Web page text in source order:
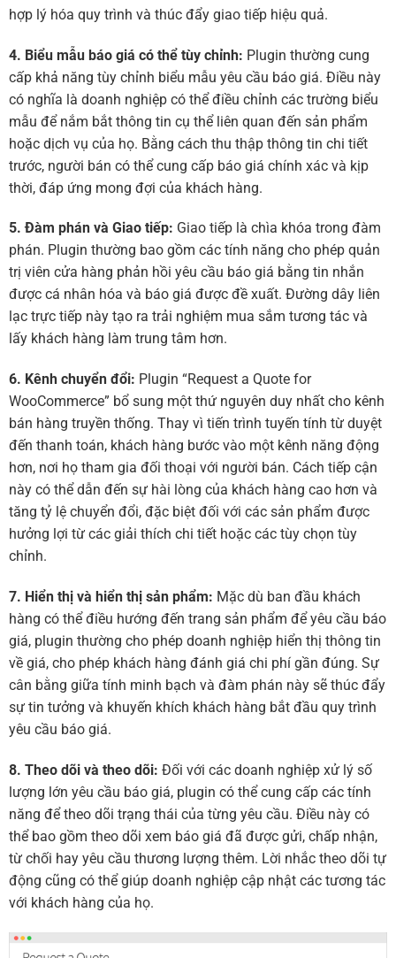
hợp lý hóa quy trình và thúc đẩy giao tiếp hiệu quả.
4. Biểu mẫu báo giá có thể tùy chỉnh: Plugin thường cung
cấp khả năng tùy chỉnh biểu mẫu yêu cầu báo giá. Điều này
có nghĩa là doanh nghiệp có thể điều chỉnh các trường biểu
mẫu để nắm bắt thông tin cụ thể liên quan đến sản phẩm
hoặc dịch vụ của họ. Bằng cách thu thập thông tin chi tiết
trước, người bán có thể cung cấp báo giá chính xác và kịp
thời, đáp ứng mong đợi của khách hàng.
5. Đàm phán và Giao tiếp: Giao tiếp là chìa khóa trong đàm
phán. Plugin thường bao gồm các tính năng cho phép quản
trị viên cửa hàng phản hồi yêu cầu báo giá bằng tin nhắn
được cá nhân hóa và báo giá được đề xuất. Đường dây liên
lạc trực tiếp này tạo ra trải nghiệm mua sắm tương tác và
lấy khách hàng làm trung tâm hơn.
6. Kênh chuyển đổi: Plugin “Request a Quote for
WooCommerce” bổ sung một thứ nguyên duy nhất cho kênh
bán hàng truyền thống. Thay vì tiến trình tuyến tính từ duyệt
đến thanh toán, khách hàng bước vào một kênh năng động
hơn, nơi họ tham gia đối thoại với người bán. Cách tiếp cận
này có thể dẫn đến sự hài lòng của khách hàng cao hơn và
tăng tỷ lệ chuyển đổi, đặc biệt đối với các sản phẩm được
hưởng lợi từ các giải thích chi tiết hoặc các tùy chọn tùy
chỉnh.
7. Hiển thị và hiển thị sản phẩm: Mặc dù ban đầu khách
hàng có thể điều hướng đến trang sản phẩm để yêu cầu báo
giá, plugin thường cho phép doanh nghiệp hiển thị thông tin
về giá, cho phép khách hàng đánh giá chi phí gần đúng. Sự
cân bằng giữa tính minh bạch và đàm phán này sẽ thúc đẩy
sự tin tưởng và khuyến khích khách hàng bắt đầu quy trình
yêu cầu báo giá.
8. Theo dõi và theo dõi: Đối với các doanh nghiệp xử lý số
lượng lớn yêu cầu báo giá, plugin có thể cung cấp các tính
năng để theo dõi trạng thái của từng yêu cầu. Điều này có
thể bao gồm theo dõi xem báo giá đã được gửi, chấp nhận,
từ chối hay yêu cầu thương lượng thêm. Lời nhắc theo dõi tự
động cũng có thể giúp doanh nghiệp cập nhật các tương tác
với khách hàng của họ.